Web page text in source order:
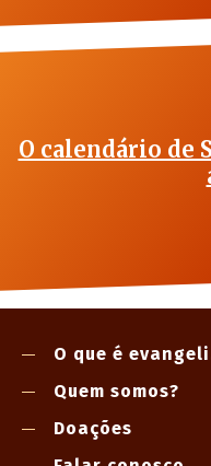
O calendário de
O que é
Quem somos?
Doações